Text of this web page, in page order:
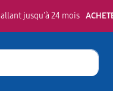
jusqu'à 24 mois